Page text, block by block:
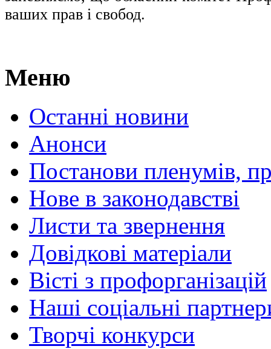
ваших прав і свобод.
Меню
Останні новини
Анонси
Постанови пленумів,
Нове в законодавстві
Листи та звернення
Довідкові матеріали
Вісті з профорганізацій
Наші соціальні
Творчі конкурси